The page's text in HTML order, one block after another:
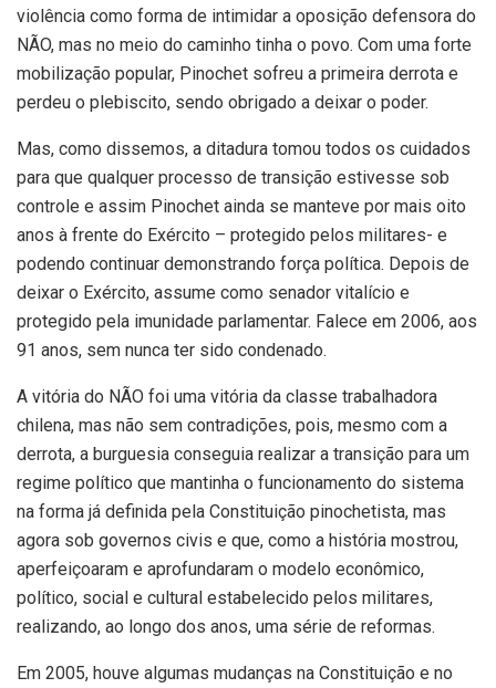
violência como forma de intimidar a oposição defensora do
NÃO, mas no meio do caminho tinha o povo. Com uma forte
mobilização popular, Pinochet sofreu a primeira derrota e
perdeu o plebiscito, sendo obrigado a deixar o poder.
Mas, como dissemos, a ditadura tomou todos os cuidados
para que qualquer processo de transição estivesse sob
controle e assim Pinochet ainda se manteve por mais oito
anos à frente do Exército – protegido pelos militares- e
podendo continuar demonstrando força política. Depois de
deixar o Exército, assume como senador vitalício e
protegido pela imunidade parlamentar. Falece em 2006, aos
91 anos, sem nunca ter sido condenado.
A vitória do NÃO foi uma vitória da classe trabalhadora
chilena, mas não sem contradições, pois, mesmo com a
derrota, a burguesia conseguia realizar a transição para um
regime político que mantinha o funcionamento do sistema
na forma já definida pela Constituição pinochetista, mas
agora sob governos civis e que, como a história mostrou,
aperfeiçoaram e aprofundaram o modelo econômico,
político, social e cultural estabelecido pelos militares,
realizando, ao longo dos anos, uma série de reformas.
Em 2005, houve algumas mudanças na Constituição e no